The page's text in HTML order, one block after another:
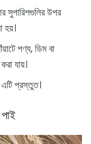
সুপারিশগুলির উপর
হয়।
পণ্য, ডিম বা
যায়।
প্রস্তুত।